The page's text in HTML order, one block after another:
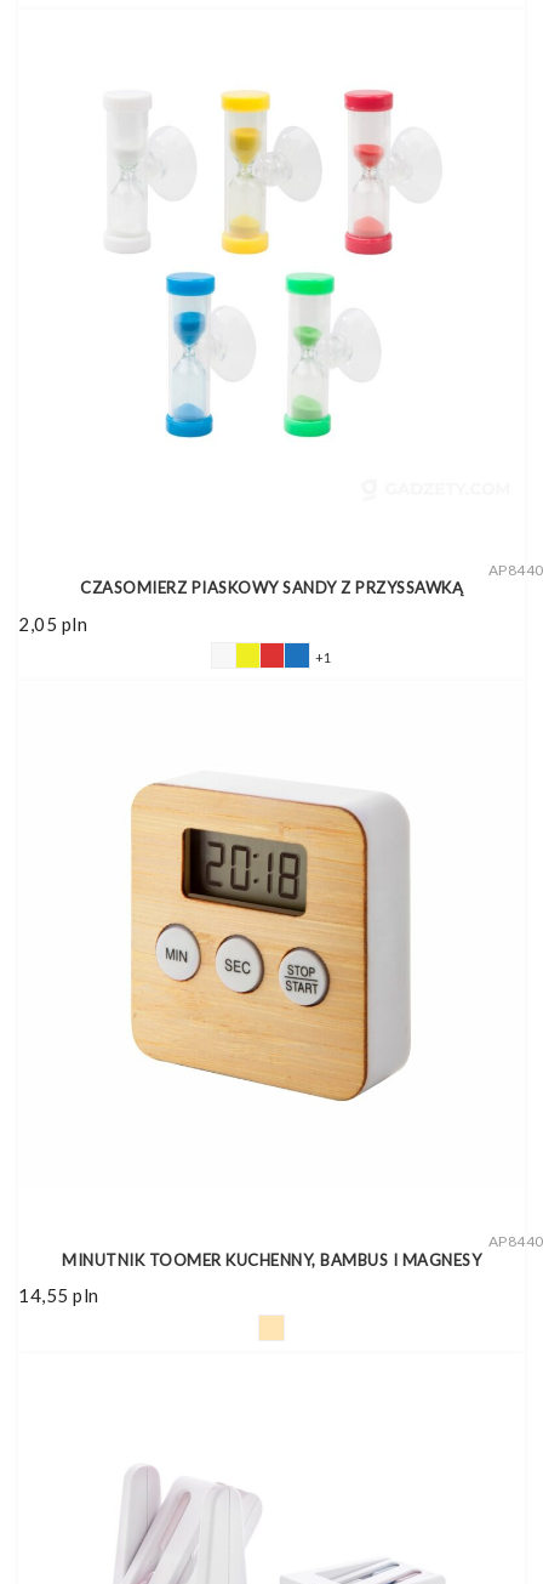
CZASOMIERZ PIASKOWY SANDY Z PRZYSSAWKĄ
2,05 pln
+1
MINUTNIK TOOMER KUCHENNY, BAMBUS I MAGNESY
14,55 pln